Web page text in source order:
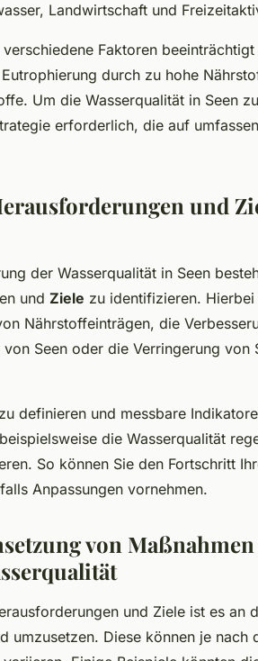
Landwirtschaft und
Faktoren
durch zu hohe
Um die Wasserqualität in Seen
erforderlich, die auf
und
der Wasserqualität in Seen
und Ziele zu identifizieren.
Nährstoffeinträgen, die
Seen oder die Verringerung von
definieren und messbare
die Wasserqualität
So können Sie den Fortschritt
Anpassungen vornehmen.
von
und Ziele ist es an
umzusetzen. Diese können je nach